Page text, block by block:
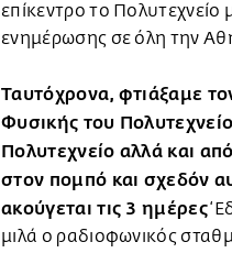
επίκεντρο το Πολυτεχνείο
ενημέρωσης σε όλη την
Ταυτόχρονα, φτιάξαμε
Φυσικής του
Πολυτεχνείο αλλά και
στον πομπό και σχεδόν
ακούγεται τις 3 ημέρες
μιλά ο ραδιοφωνικός